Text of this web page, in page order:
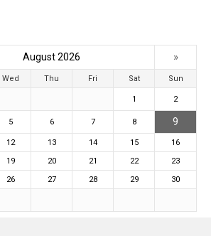
August 2026 »
Wed Thu Fri Sat Sun
1 2
5 6 7 8 9
12 13 14 15
16
19 20 21 22
23
26 27 28 29 30